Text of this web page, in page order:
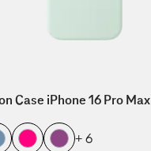
Case iPhone 16 Pro Max
+ 6